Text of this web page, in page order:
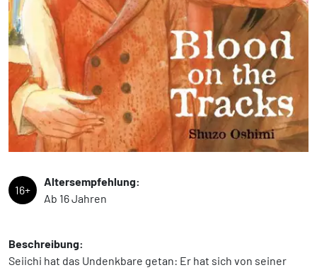
16+
Altersempfehlung:
Ab 16 Jahren
Beschreibung:
Seiichi hat das Undenkbare getan: Er hat sich von seiner